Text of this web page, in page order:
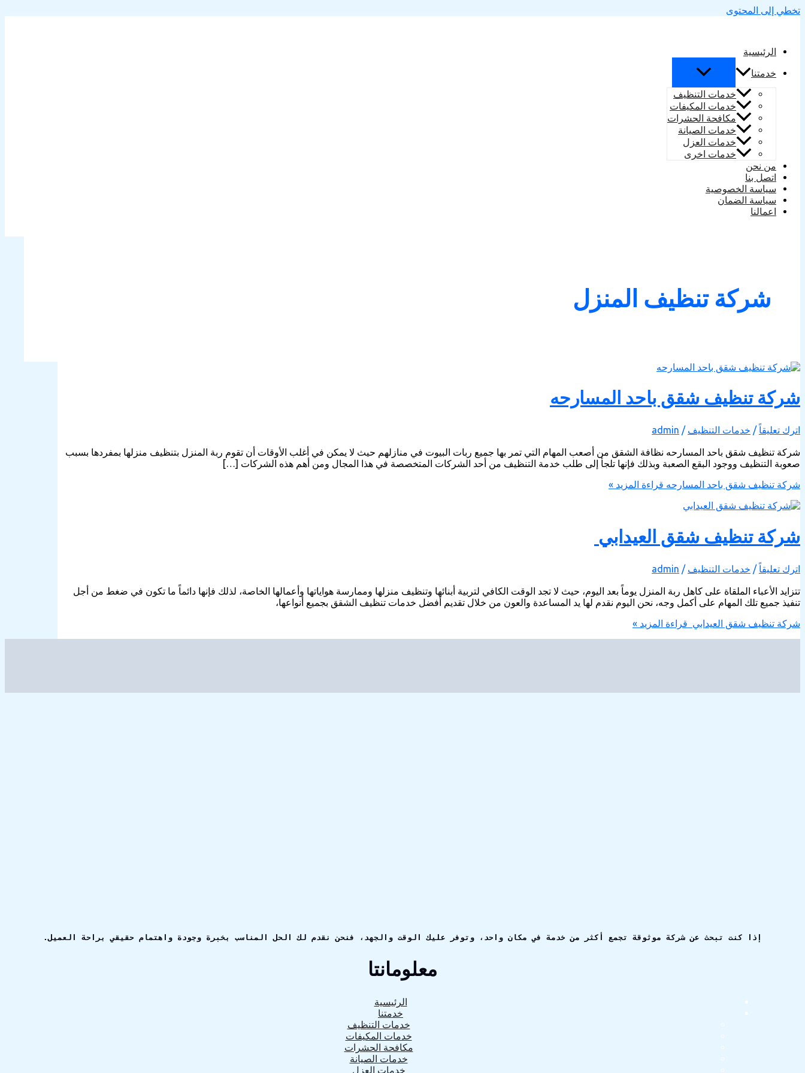
تخطي إلى المحتوى
الرئيسية
خدمتنا
خدمات التنظيف
خدمات المكيفات
مكافحة الحشرات
خدمات الصيانة
خدمات العزل
خدمات اخرى
من نحن
اتصل بنا
سياسة الخصوصية
سياسة الضمان
اعمالنا
شركة تنظيف المنزل
شركة تنظيف شقق باحد المسارحه
اترك تعليقاً / خدمات التنظيف /
admin
شركة تنظيف شقق باحد المسارحه نظافة الشقق من أصعب المهام التي تمر بها جميع ربات البيوت في منازلهم حيث لا يمكن في أغلب الأوقات أن تقوم ربة المنزل بتنظيف منزلها بمفردها بسبب
صعوبة التنظيف ووجود البقع الصعبة وبذلك فإنها تلجأ إلى طلب خدمة التنظيف من أحد الشركات المتخصصة في هذا المجال ومن أهم هذه الشركات […]
شركة تنظيف شقق باحد المسارحه قراءة المزيد »
شركة تنظيف شقق العيدابي
اترك تعليقاً / خدمات التنظيف /
admin
تتزايد الأعباء الملقاة على كاهل ربة المنزل يوماً بعد اليوم، حيث لا تجد الوقت الكافي لتربية أبنائها وتنظيف منزلها وممارسة هواياتها وأعمالها الخاصة، لذلك فإنها دائماً ما تكون في ضغط من أجل
تنفيذ جميع تلك المهام على أكمل وجه، نحن اليوم نقدم لها يد المساعدة والعون من خلال تقديم أفضل خدمات تنظيف الشقق بجميع أنواعها،
شركة تنظيف شقق العيدابي قراءة المزيد »
إذا كنت تبحث عن شركة موثوقة تجمع أكثر من خدمة في مكان واحد، وتوفر عليك الوقت والجهد، فنحن نقدم لك الحل المناسب بخبرة وجودة واهتمام حقيقي براحة العميل.
معلومانتا
الرئيسية
خدمتنا
خدمات التنظيف
خدمات المكيفات
مكافحة الحشرات
خدمات الصيانة
خدمات العزل